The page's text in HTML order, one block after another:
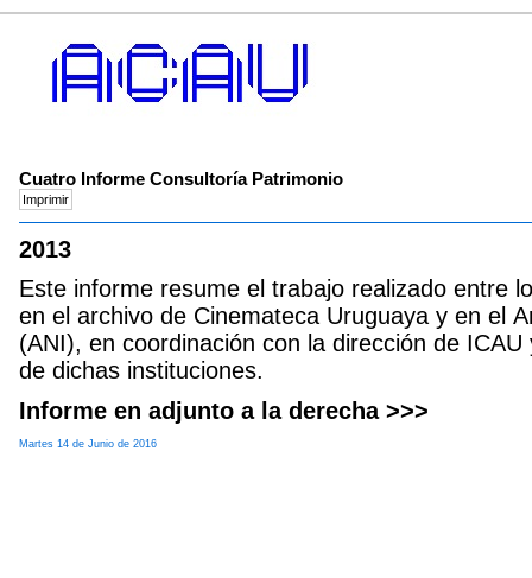
Cuatro Informe Consultoría Patrimonio
2013
Este informe resume el trabajo realizado entre
en el archivo de Cinemateca Uruguaya y en el
(ANI), en coordinación con la dirección de
de dichas instituciones.
Informe en adjunto a la derecha >>>
Martes 14 de Junio de 2016